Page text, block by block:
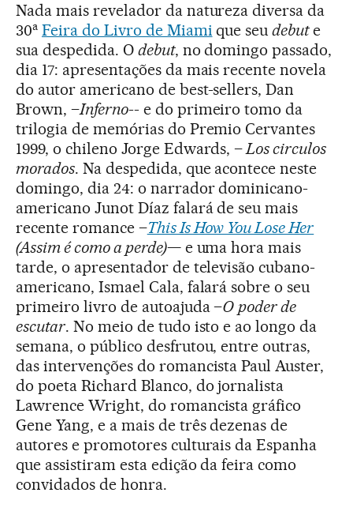
Nada mais revelador da natureza diversa da
30a Feira do Livro de Miami que seudebute
sua despedida. O debut, no domingo passado,
dia 17: apresentações da mais recente novela
do autor americano de best-sellers, Dan
Brown, –Inferno-- e do primeiro tomo da
trilogia de memórias do Premio Cervantes
1999, o chileno Jorge Edwards, –Los circulos
morados. Na despedida, que acontece neste
domingo, dia 24: o narrador dominicano-
americano Junot Díaz falará de seu mais
recente romance –This Is How You Lose Her
(Assim é como a perde)— e uma hora mais
tarde, o apresentador de televisão cubano-
americano, Ismael Cala, falará sobre o seu
primeiro livro de autoajuda –O poder de
escutar. No meio de tudo isto e ao longo da
semana, o público desfrutou, entre outras,
das intervenções do romancista Paul Auster,
do poeta Richard Blanco, do jornalista
Lawrence Wright, do romancista gráfico
Gene Yang, e a mais de três dezenas de
autores e promotores culturais da Espanha
que assistiram esta edição da feira como
convidados de honra.